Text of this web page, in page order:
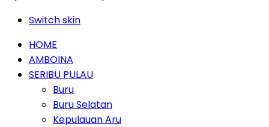
Switch skin
HOME
AMBOINA
SERIBU PULAU
Buru
Buru Selatan
Kepulauan Aru